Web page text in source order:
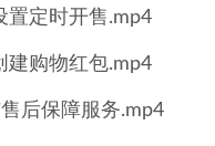
置定时开售.mp4
建购物红包.mp4
后保障服务.mp4